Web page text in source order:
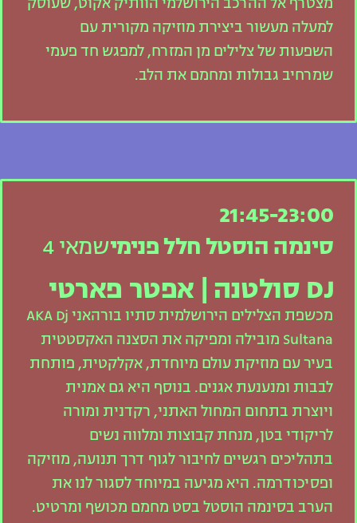
מצטרף אל ההרכב הירושלמי הוותיק אקוט, שעוסק
למעלה מעשור ביצירת מוזיקה מקורית עם
השפעות של צלילים מן המזרח, למפגש חד פעמי
שמרחיב גבולות ומחמם את הלב.
21:45-23:00
סינמה הוסטל חלל פנימישמאי 4
DJ סולטנה | אפטר פארטי
מכשפת הצלילים הירושלמית סתיו בורהאני AKA Dj
Sultana מובילה ומפיקה את הסצנה האקסטטית
בעיר עם מוזיקת עולם מיוחדת, אקלקטית, פותחת
לבבות ומנענעת אגנים. בנוסף היא גם אמנית
ויוצרת בתחום המחול האתני, רקדנית ומורה
לריקודי בטן, מנחת קבוצות ומלווה נשים
בתהליכים רגשיים לחיבור לגוף דרך תנועה, מוזיקה
ופסיכודרמה. היא מגיעה במיוחד לסגור לנו את
הערב בסינמה הוסטל בסט מחמם מכושף ומרטיט.